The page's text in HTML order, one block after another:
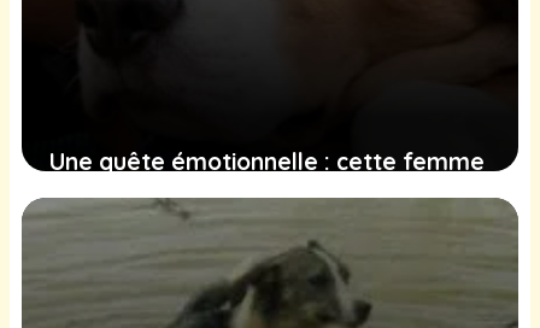
Une quête émotionnelle : cette femme
qui lutte pour récupérer son chien